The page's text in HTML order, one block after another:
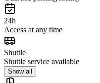
24h
Access at any time
Shuttle
Shuttle service available
Show all